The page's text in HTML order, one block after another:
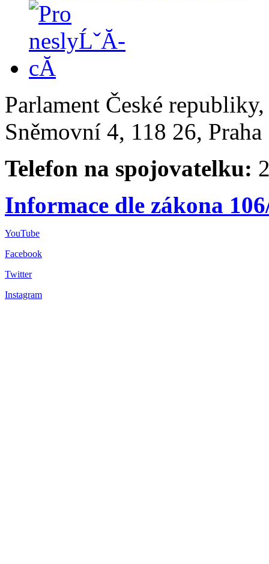
Parlament České
Sněmovní 4, 118 26,
Telefon na spojovatelku:
Informace dle zákona
YouTube
Facebook
Twitter
Instagram